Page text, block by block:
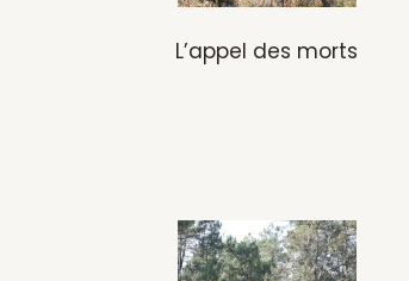
L’appel des morts